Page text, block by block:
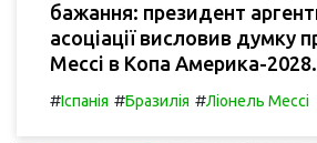
бажання: президент
асоціації висловив думку
Мессі в Копа Америка-2028.
#Іспанія #Бразилія #Ліонель Мессі